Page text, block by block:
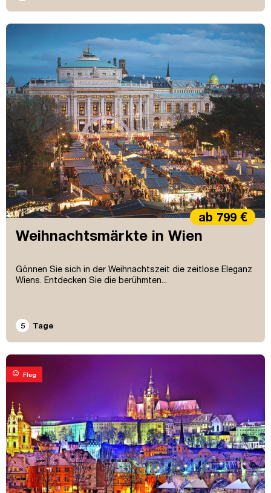
Weihnachtsmärkte in Wien
Gönnen Sie sich in der Weihnachtszeit die zeitlose Eleganz
Wiens. Entdecken Sie die berühmten...
ab 799 €
5 Tage
mood Flug